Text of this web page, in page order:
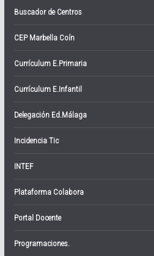
Buscador de Centros
CEP Marbella Coín
Currículum E.Primaria
Currículum E.Infantil
Delegación Ed.Málaga
Incidencia Tic
INTEF
Plataforma Colabora
Portal Docente
Programaciones.